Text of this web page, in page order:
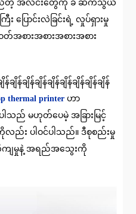
ညီတဲ့ အလင်းတွေကို ခံ ဆက်သွယ်
ပြောင်းလဲခြင်းရဲ့ လှုပ်ရှားမှု
တ်အစားအစားအစားအစား
န်ချိန်ချိန်ချိန်ချိန်ချိန်ချိန်ချိန်
thermal printer ဟာ
သည် မဟုတ်ပေမဲ့ အခြားမြင့်
ည်း ပါဝင်ပါသည်။ ဒီစုစည်းမှု
ကျမှုနဲ့ အရည်အသွေးကို